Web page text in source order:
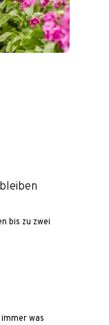
bis zu zwei
was